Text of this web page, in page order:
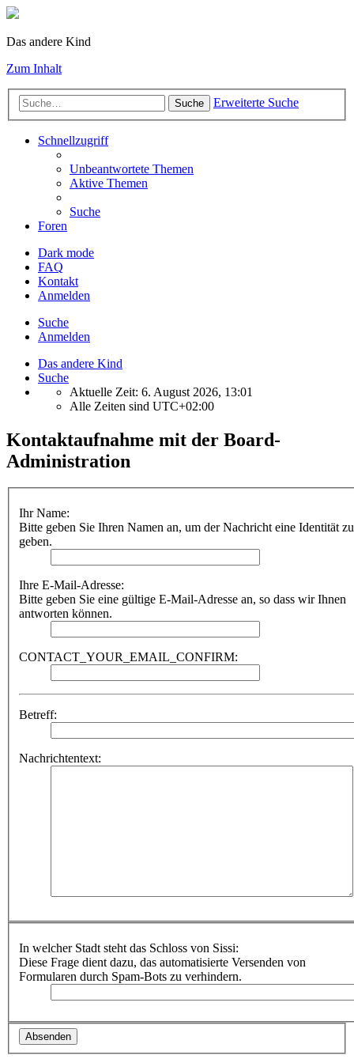
Das andere Kind
Zum Inhalt
Suche Erweiterte Suche
Schnellzugriff
Unbeantwortete Themen
Aktive Themen
Suche
Foren
Dark mode
FAQ
Kontakt
Anmelden
Suche
Anmelden
Das andere Kind
Suche
Aktuelle Zeit: 6. August 2026, 13:01
Alle Zeiten sind UTC+02:00
Kontaktaufnahme mit der Board-
Administration
Ihr Name:
Bitte geben Sie Ihren Namen an, um der Nachricht eine Identität zu
geben.
Ihre E-Mail-Adresse:
Bitte geben Sie eine gültige E-Mail-Adresse an, so dass wir Ihnen
antworten können.
CONTACT_YOUR_EMAIL_CONFIRM:
Betreff:
Nachrichtentext:
In welcher Stadt steht das Schloss von Sissi:
Diese Frage dient dazu, das automatisierte Versenden von
Formularen durch Spam-Bots zu verhindern.